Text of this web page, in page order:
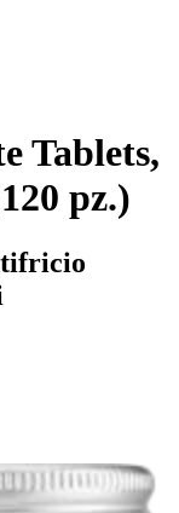
Tablets,
pz.)